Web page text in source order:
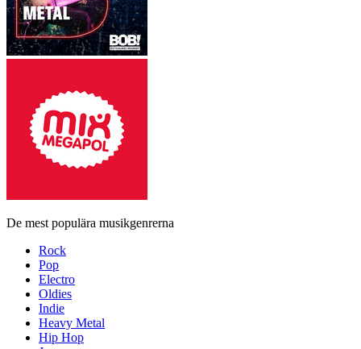
De mest populära musikgenrerna
Rock
Pop
Electro
Oldies
Indie
Heavy Metal
Hip Hop